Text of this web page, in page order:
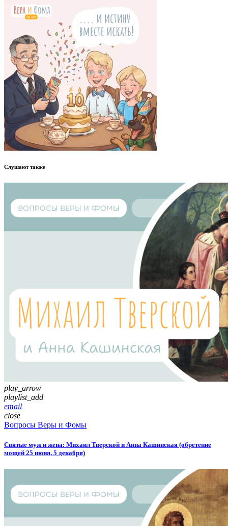
Слушают также
play_arrow
playlist_add
email
close
Вопросы Веры и Фомы
Святые муж и жена: Михаил Тверской и Анна Кашинская (обретение
мощей 25 июня, 5 декабря)